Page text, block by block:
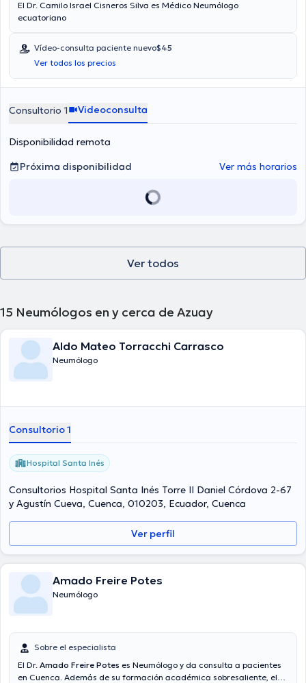
El Dr. Camilo Israel Cisneros Silva es Médico Neumólogo
ecuatoriano
Vídeo-consulta paciente nuevo$45
Ver todos los precios
Consultorio 1 Videoconsulta
Disponibilidad remota
Próxima disponibilidad
Ver más horarios
Ver todos
15 Neumólogos en y cerca de Azuay
Aldo Mateo Torracchi Carrasco
Neumólogo
Consultorio 1
Hospital Santa Inés
Consultorios Hospital Santa Inés Torre II Daniel Córdova 2-67
y Agustín Cueva, Cuenca, 010203, Ecuador, Cuenca
Ver perfil
Amado Freire Potes
Neumólogo
Sobre el especialista
El Dr. Amado Freire Potes es Neumólogo y da consulta a pacientes
en Cuenca. Además de su formación académica sobresaliente, el